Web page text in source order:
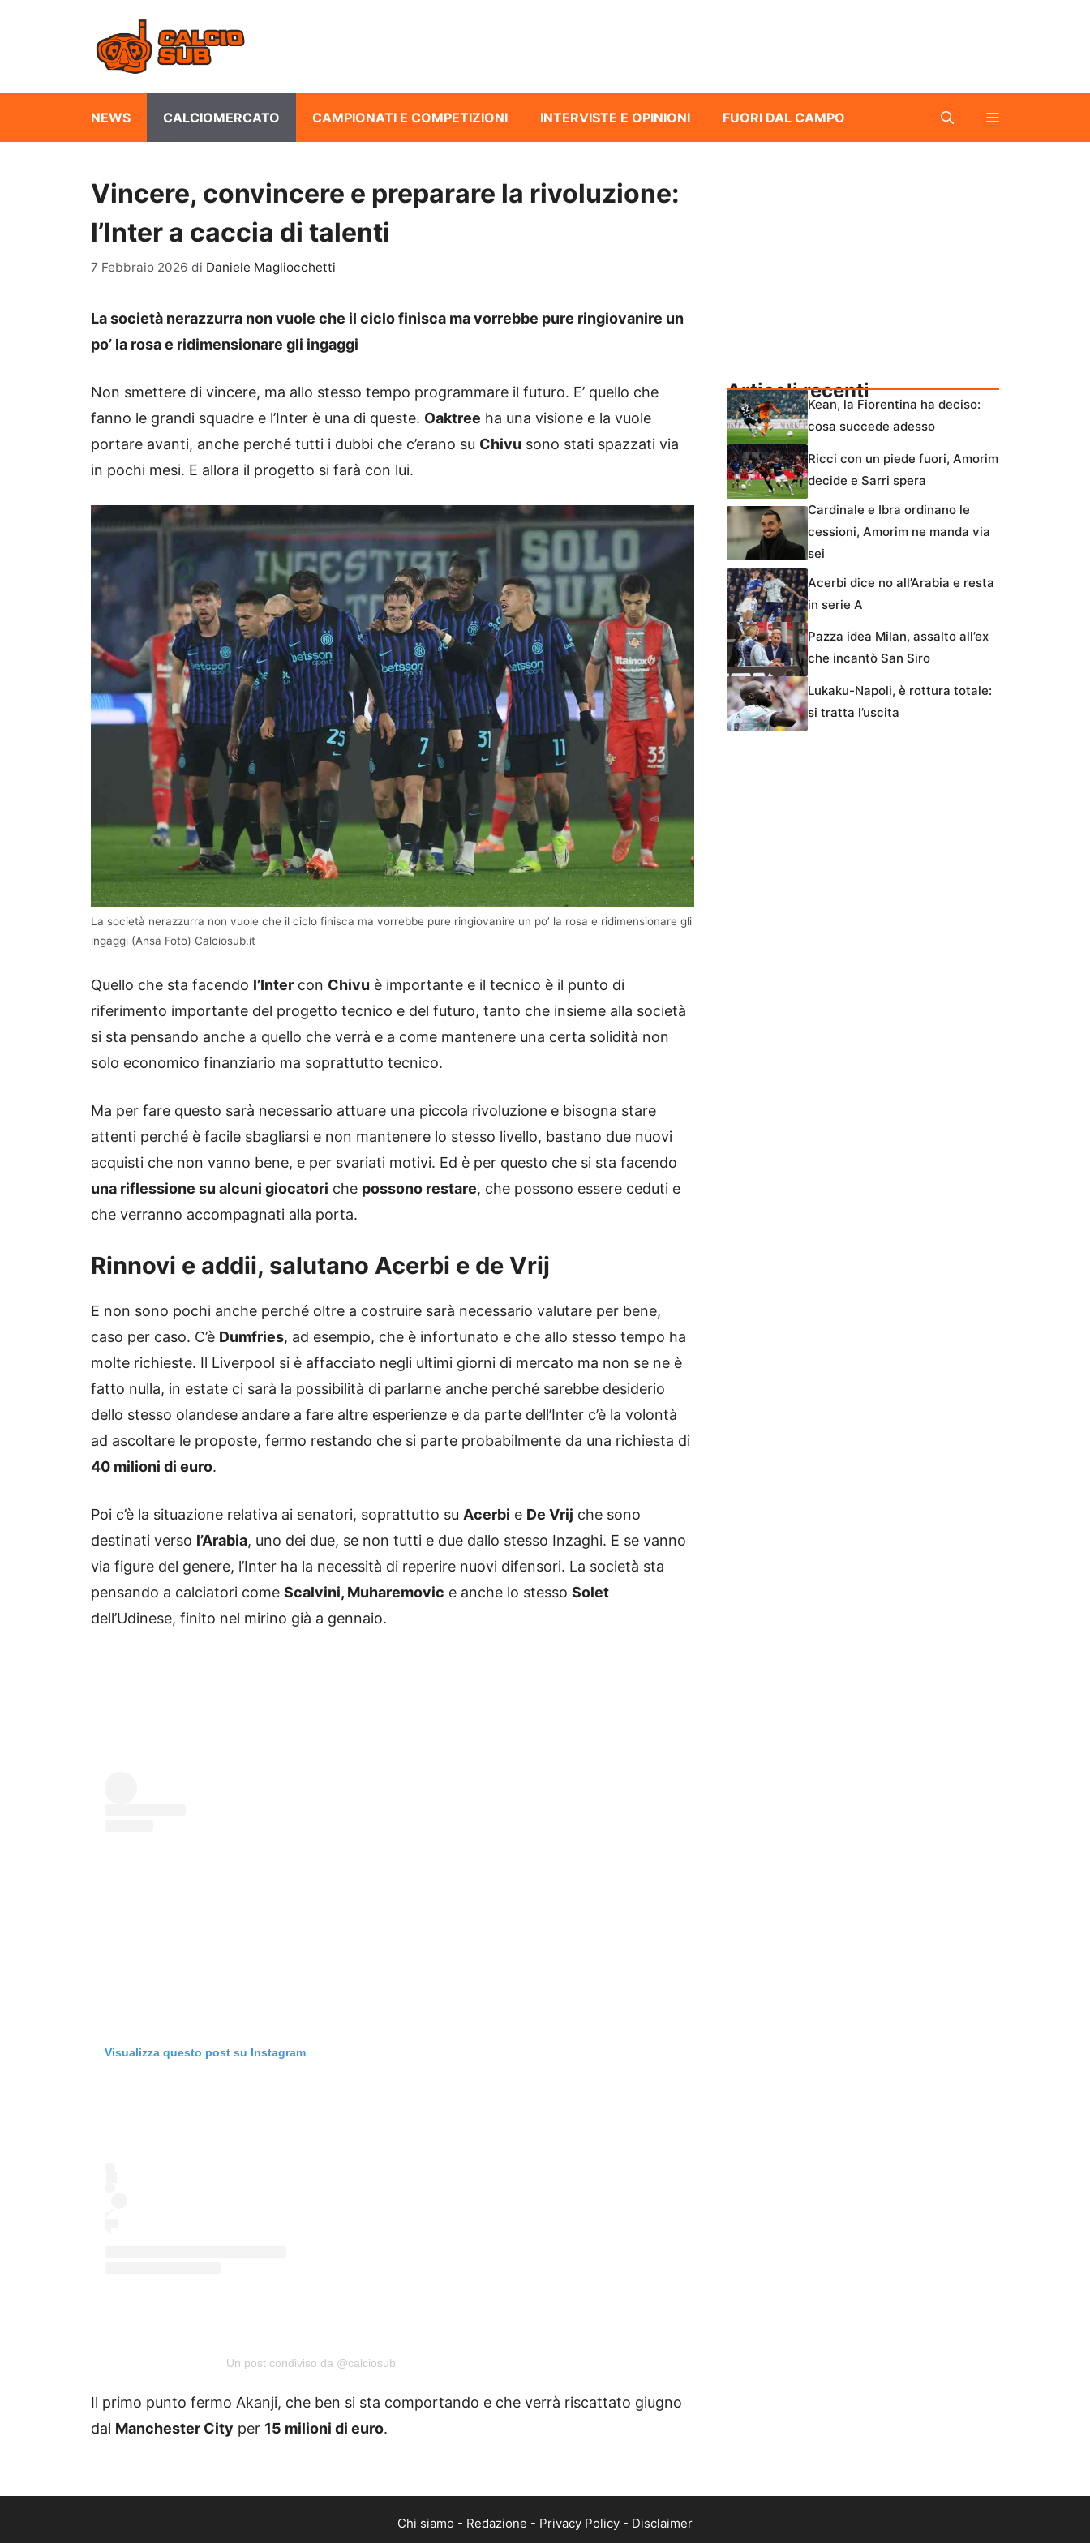
NEWS CALCIOMERCATO CAMPIONATI E COMPETIZIONI INTERVISTE E OPINIONI FUORI DAL CAMPO
Vincere, convincere e preparare la rivoluzione:
l’Inter a caccia di talenti
7 Febbraio 2026 di Daniele Magliocchetti
La società nerazzurra non vuole che il ciclo finisca ma vorrebbe pure ringiovanire un
po’ la rosa e ridimensionare gli ingaggi
Non smettere di vincere, ma allo stesso tempo programmare il futuro. E’ quello che
fanno le grandi squadre e l’Inter è una di queste. Oaktree ha una visione e la vuole
portare avanti, anche perché tutti i dubbi che c’erano su Chivu sono stati spazzati via
in pochi mesi. E allora il progetto si farà con lui.
La società nerazzurra non vuole che il ciclo finisca ma vorrebbe pure ringiovanire un po’ la rosa e ridimensionare gli
ingaggi (Ansa Foto) Calciosub.it
Quello che sta facendo l’Inter con Chivu è importante e il tecnico è il punto di
riferimento importante del progetto tecnico e del futuro, tanto che insieme alla società
si sta pensando anche a quello che verrà e a come mantenere una certa solidità non
solo economico finanziario ma soprattutto tecnico.
Ma per fare questo sarà necessario attuare una piccola rivoluzione e bisogna stare
attenti perché è facile sbagliarsi e non mantenere lo stesso livello, bastano due nuovi
acquisti che non vanno bene, e per svariati motivi. Ed è per questo che si sta facendo
una riflessione su alcuni giocatori che possono restare, che possono essere ceduti e
che verranno accompagnati alla porta.
Rinnovi e addii, salutano Acerbi e de Vrij
E non sono pochi anche perché oltre a costruire sarà necessario valutare per bene,
caso per caso. C’è Dumfries, ad esempio, che è infortunato e che allo stesso tempo ha
molte richieste. Il Liverpool si è affacciato negli ultimi giorni di mercato ma non se ne è
fatto nulla, in estate ci sarà la possibilità di parlarne anche perché sarebbe desiderio
dello stesso olandese andare a fare altre esperienze e da parte dell’Inter c’è la volontà
ad ascoltare le proposte, fermo restando che si parte probabilmente da una richiesta di
40 milioni di euro.
Poi c’è la situazione relativa ai senatori, soprattutto su Acerbi e De Vrij che sono
destinati verso l’Arabia, uno dei due, se non tutti e due dallo stesso Inzaghi. E se vanno
via figure del genere, l’Inter ha la necessità di reperire nuovi difensori. La società sta
pensando a calciatori come Scalvini, Muharemovic e anche lo stesso Solet
dell’Udinese, finito nel mirino già a gennaio.
Visualizza questo post su Instagram
Un post condiviso da @calciosub
Il primo punto fermo Akanji, che ben si sta comportando e che verrà riscattato giugno
dal Manchester City per 15 milioni di euro.
Articoli recenti
Kean, la Fiorentina ha deciso:
cosa succede adesso
Ricci con un piede fuori, Amorim
decide e Sarri spera
Cardinale e Ibra ordinano le
cessioni, Amorim ne manda via
sei
Acerbi dice no all’Arabia e resta
in serie A
Pazza idea Milan, assalto all’ex
che incantò San Siro
Lukaku-Napoli, è rottura totale:
si tratta l’uscita
Chi siamo - Redazione - Privacy Policy - Disclaimer